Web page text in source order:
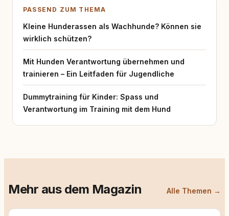
PASSEND ZUM THEMA
Kleine Hunderassen als Wachhunde? Können sie
wirklich schützen?
Mit Hunden Verantwortung übernehmen und
trainieren – Ein Leitfaden für Jugendliche
Dummytraining für Kinder: Spass und
Verantwortung im Training mit dem Hund
Mehr aus dem Magazin Alle Themen →